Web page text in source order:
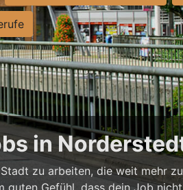
in
zu arbeiten, die weit mehr